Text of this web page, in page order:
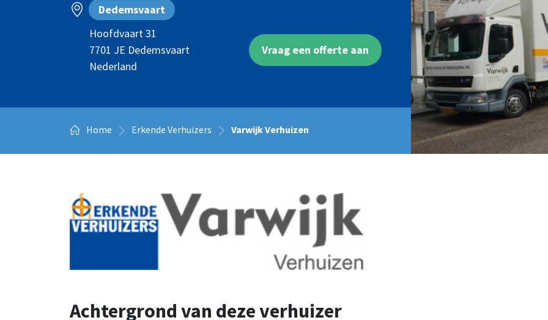
Dedemsvaart
Hoofdvaart 31
7701 JE Dedemsvaart
Nederland
Vraag een offerte aan
Home Erkende Verhuizers Varwijk Verhuizen
Achtergrond van deze verhuizer